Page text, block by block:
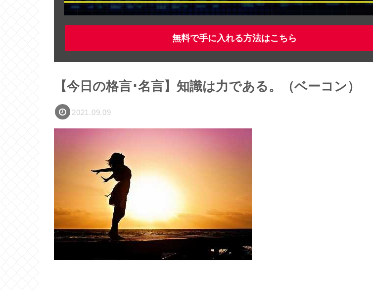
無料で手に入れる方法はこちら
【今日の格言･名言】知識は力である。（ベーコン）
2021.09.09